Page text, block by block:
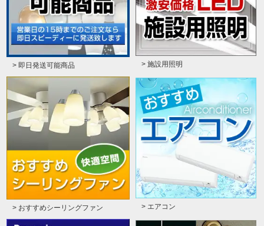
> 即日発送可能商品 > 施設用照明
> おすすめシーリングファン > エアコン